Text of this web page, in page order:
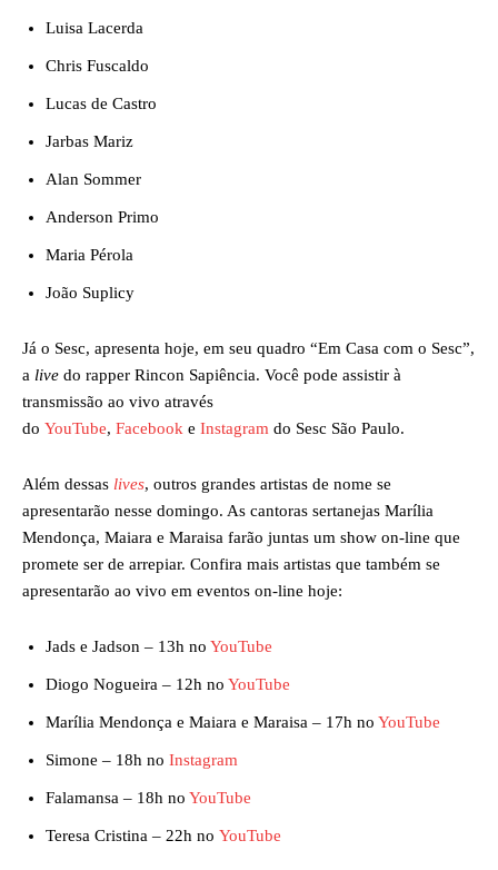
Luisa Lacerda
Chris Fuscaldo
Lucas de Castro
Jarbas Mariz
Alan Sommer
Anderson Primo
Maria Pérola
João Suplicy
Já o Sesc, apresenta hoje, em seu quadro “Em Casa com o Sesc”,
a live do rapper Rincon Sapiência. Você pode assistir à
transmissão ao vivo através
do YouTube, Facebook e Instagram do Sesc São Paulo.
Além dessas lives, outros grandes artistas de nome se
apresentarão nesse domingo. As cantoras sertanejas Marília
Mendonça, Maiara e Maraisa farão juntas um show on-line que
promete ser de arrepiar. Confira mais artistas que também se
apresentarão ao vivo em eventos on-line hoje:
Jads e Jadson – 13h no YouTube
Diogo Nogueira – 12h no YouTube
Marília Mendonça e Maiara e Maraisa – 17h no YouTube
Simone – 18h no Instagram
Falamansa – 18h no YouTube
Teresa Cristina – 22h no YouTube